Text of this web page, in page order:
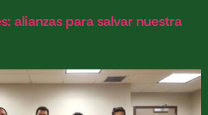
alianzas para salvar nuestra